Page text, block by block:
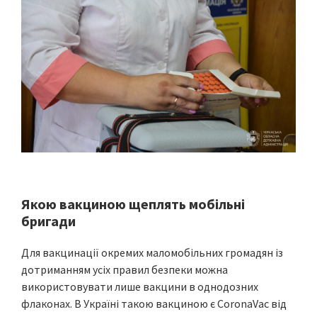
Якою вакциною щеплять мобільні
бригади
Для вакцинації окремих маломобільних громадян із
дотриманням усіх правил безпеки можна
використовувати лише вакцини в однодозних
флаконах. В Україні такою вакциною є CoronaVac від